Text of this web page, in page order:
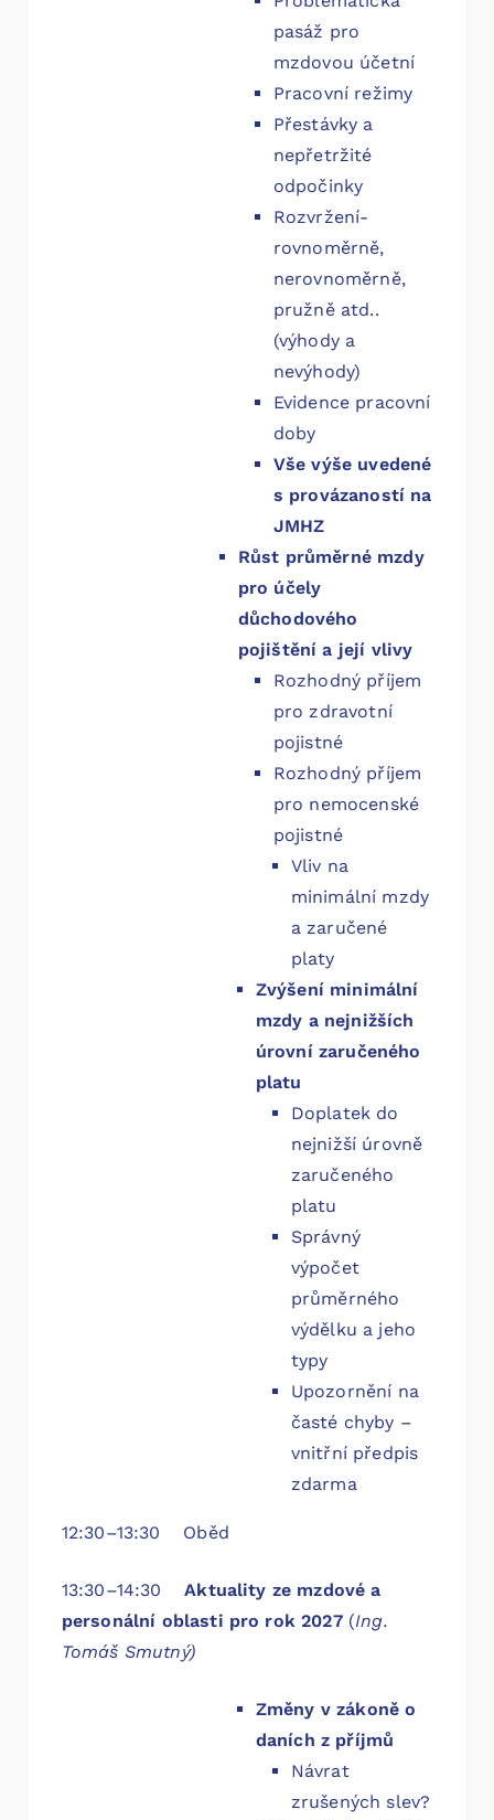
pasáž pro
mzdovou účetní
Pracovní režimy
Přestávky a
nepřetržité
odpočinky
Rozvržení-
rovnoměrně,
nerovnoměrně,
pružně atd..
(výhody a
nevýhody)
Evidence pracovní
doby
Vše výše uvedené
s provázaností na
JMHZ
Růst průměrné mzdy
pro účely
důchodového
pojištění a její vlivy
Rozhodný příjem
pro zdravotní
pojistné
Rozhodný příjem
pro nemocenské
pojistné
Vliv na
minimální mzdy
a zaručené
platy
Zvýšení minimální
mzdy a nejnižších
úrovní zaručeného
platu
Doplatek do
nejnižší úrovně
zaručeného
platu
Správný
výpočet
průměrného
výdělku a jeho
typy
Upozornění na
časté chyby –
vnitřní předpis
zdarma
12:30–13:30 Oběd
13:30–14:30Aktuality ze mzdové a
personální oblasti pro rok 2027 (Ing.
Tomáš Smutný)
Změny v zákoně o
daních z příjmů
Návrat
zrušených slev?